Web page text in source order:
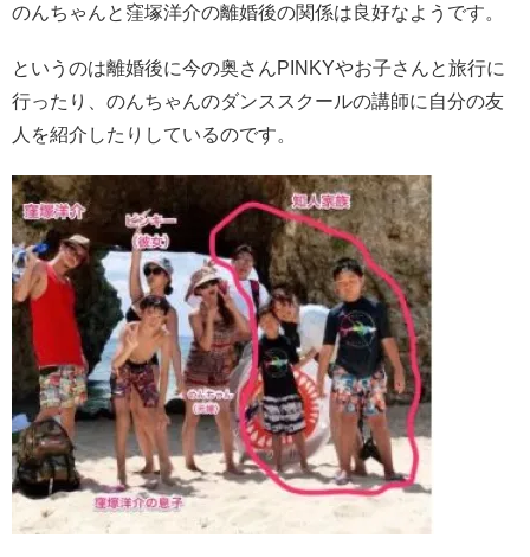
のんちゃんと窪塚洋介の離婚後の関係は良好なようです。
というのは離婚後に今の奥さんPINKYやお子さんと旅行に
行ったり、のんちゃんのダンススクールの講師に自分の友
人を紹介したりしているのです。